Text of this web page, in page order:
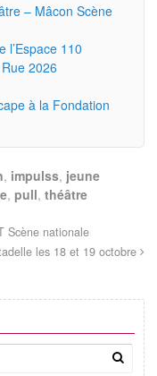
– Mâcon Scène
l’Espace 110
2026
à la Fondation
, impulss, jeune
, pull, théâtre
Scène nationale
les 18 et 19 octobre